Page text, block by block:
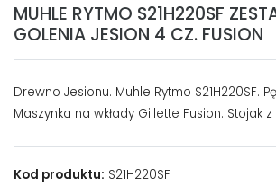
MUHLE RYTMO S21H220SF
GOLENIA JESION 4 CZ. FUSION
Drewno Jesionu. Muhle Rytmo S21H220SF.
Maszynka na wkłady Gillette Fusion. Stojak
Kod produktu: S21H220SF